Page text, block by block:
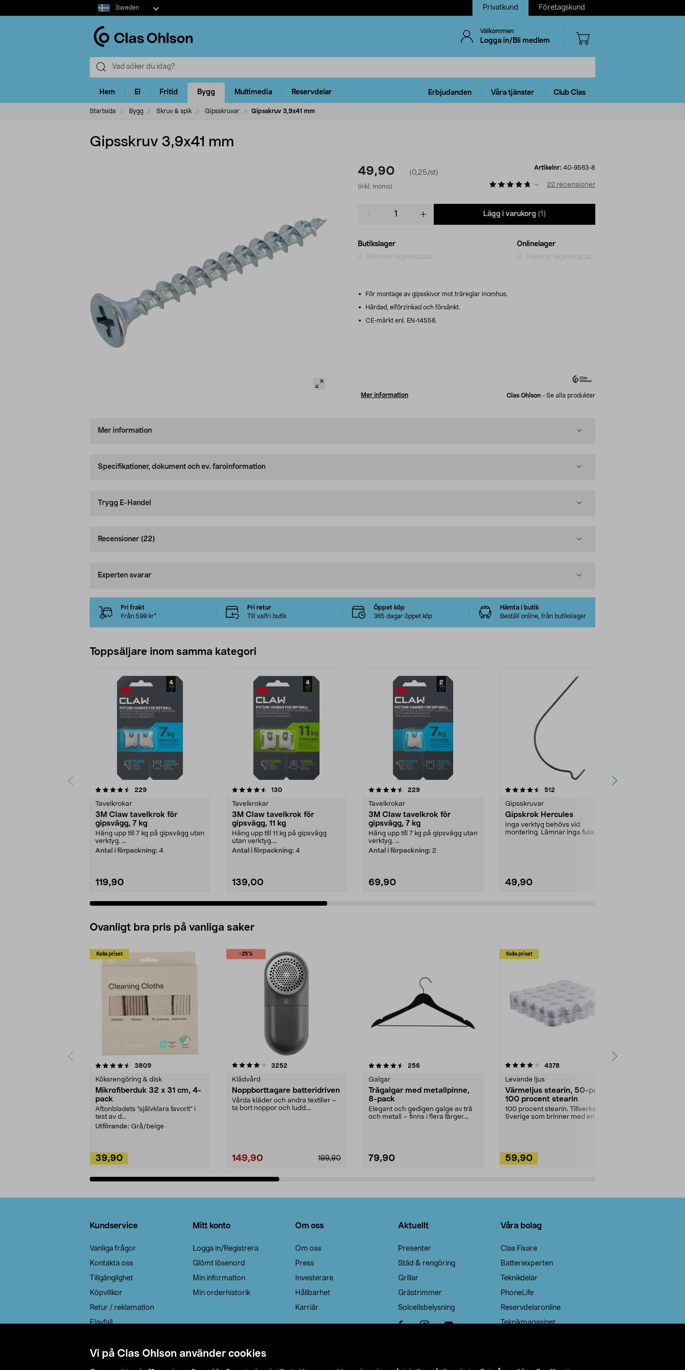
Vi på Clas Ohlson använder cookies
Select
market
Sweden Privatkund Företagskund
Välkommen
Logga in/Bli medlem
Hem El Fritid Bygg Multimedia Reservdelar Erbjudanden Våra tjänster Club Clas
Startsida Bygg Skruv & spik Gipsskruvar Gipsskruv 3,9x41 mm
Gipsskruv 3,9x41 mm
49,90 (0,25/st)
(inkl. moms)
Artikelnr: 40-9563-8
22 recensioner
Lägg i varukorg (1)
Butikslager
Hämtar lagerstatus...
Onlinelager
Hämtar lagerstatus...
För montage av gipsskivor mot träreglar inomhus.
Härdad, elförzinkad och försänkt.
CE-märkt enl. EN-14556.
Mer information Clas Ohlson - Se alla produkter
Mer information
Specifikationer, dokument och ev. faroinformation
Trygg E-Handel
Recensioner (22)
Experten svarar
Fri frakt
Från 599 kr*
Fri retur
Till valfri butik
Öppet köp
365 dagar öppet köp
Hämta i butik
Beställ online, från butikslager
Toppsäljare inom samma kategori
229recensioner
Tavelkrokar
3M Claw tavelkrok för
gipsvägg, 7 kg
Häng upp till 7 kg på gipsvägg utan
verktyg. ...
Antal i förpackning: 4
119,90
4.5 av 5 stjärnor 130recensioner
Tavelkrokar
3M Claw tavelkrok för
gipsvägg, 11 kg
Häng upp till 11 kg på gipsvägg
utan verktyg....
Antal i förpackning: 4
139,00
4.5 av 5 stjärnor 229recensioner
Tavelkrokar
3M Claw tavelkrok för
gipsvägg, 7 kg
Häng upp till 7 kg på gipsvägg utan
verktyg. ...
Antal i förpackning: 2
69,90
4.5 av 5 stjärnor 512
Gipsskruvar
Gipskrok Hercules
Inga verktyg behövs vid
montering. Lämnar inga fula
49,90
4.5 av 5 stjärnor
Ovanligt bra pris på vanliga saker
Kolla priset
3809recensioner
Köksrengöring & disk
Mikrofiberduk 32 x 31 cm, 4-
pack
Aftonbladets "självklara favorit” i
test av d...
Utförande: Grå/beige
39,90
-25%
4.0av 5 stjärnor 3252
Klädvård
Noppborttagare batteridriven
Vårda kläder och andra textilier –
ta bort noppor och ludd.
199,90
149,90
4.5av 5 stjärnor 256recensioner
Galgar
Trägalgar med metallpinne,
8-pack
Elegant och gedigen galge av trä
och metall – finns i flera färger.
79,90
Kolla priset
4.0av 5 stjärnor 4378recensioner
Levande ljus
Värmeljus stearin, 50-pack,
100 procent stearin
100 procent stearin. Tillverkade i
Sverige som brinner med en
59,90
4.5av 5 stjärnor
Kundservice
Vanliga frågor
Kontakta oss
Tillgänglighet
Köpvillkor
Retur / reklamation
Elavfall
Leveransalternativ
Mitt konto
Logga in/Registrera
Glömt lösenord
Min information
Min orderhistorik
Om oss
Om oss
Press
Investerare
Hållbarhet
Karriär
Aktuellt
Presenter
Städ & rengöring
Grillar
Grästrimmer
Solcellsbelysning
Våra bolag
Clas Fixare
Batteriexperten
Teknikdelar
PhoneLife
Reservdelaronline
Teknikmagasinet